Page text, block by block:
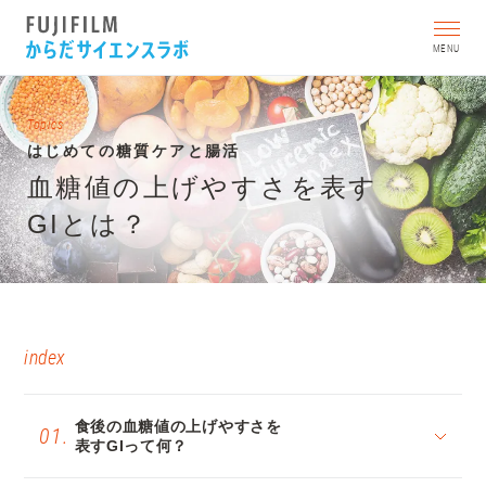
MENU
はじめての糖質ケアと腸活
血糖値の上げやすさを表す
GIとは？
食後の血糖値の上げやすさを
表すGIって何？